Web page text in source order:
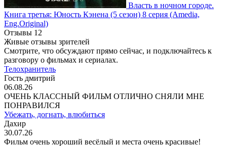
Власть в ночном городе.
Книга третья: Юность Кэнена (5 сезон) 8 серия (Amedia,
Eng.Original)
Отзывы 12
Живые отзывы зрителей
Смотрите, что обсуждают прямо сейчас, и подключайтесь к
разговору о фильмах и сериалах.
Телохранитель
Гость дмитрий
06.08.26
ОЧЕНЬ КЛАССНЫЙ ФИЛЬМ ОТЛИЧНО СНЯЛИ МНЕ
ПОНРАВИЛСЯ
Убежать, догнать, влюбиться
Дахир
30.07.26
Фильм очень хороший весёлый и места очень красивые!